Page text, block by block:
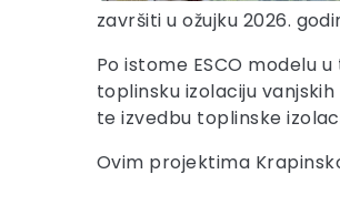
završiti u ožujku 2026.
Po istome ESCO modelu
toplinsku izolaciju
te izvedbu toplinske
Ovim projektima